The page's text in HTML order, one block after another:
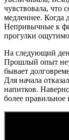
чувствовала, что
медленнее. Когда
Непривычные к
прогулки
На следующий
Прошлый опыт
бывает
Для начала
напитков.
более